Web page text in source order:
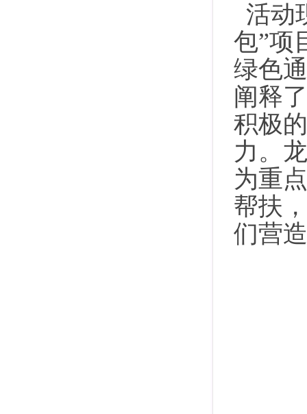
活动
包”项
绿色
阐释
积极
力。
为重
帮扶
们营